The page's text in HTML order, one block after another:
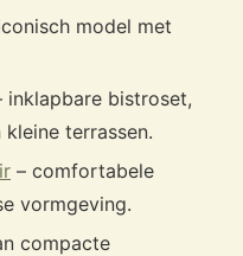
model met
inklapbare bistroset,
terrassen.
– comfortabele
vormgeving.
compacte